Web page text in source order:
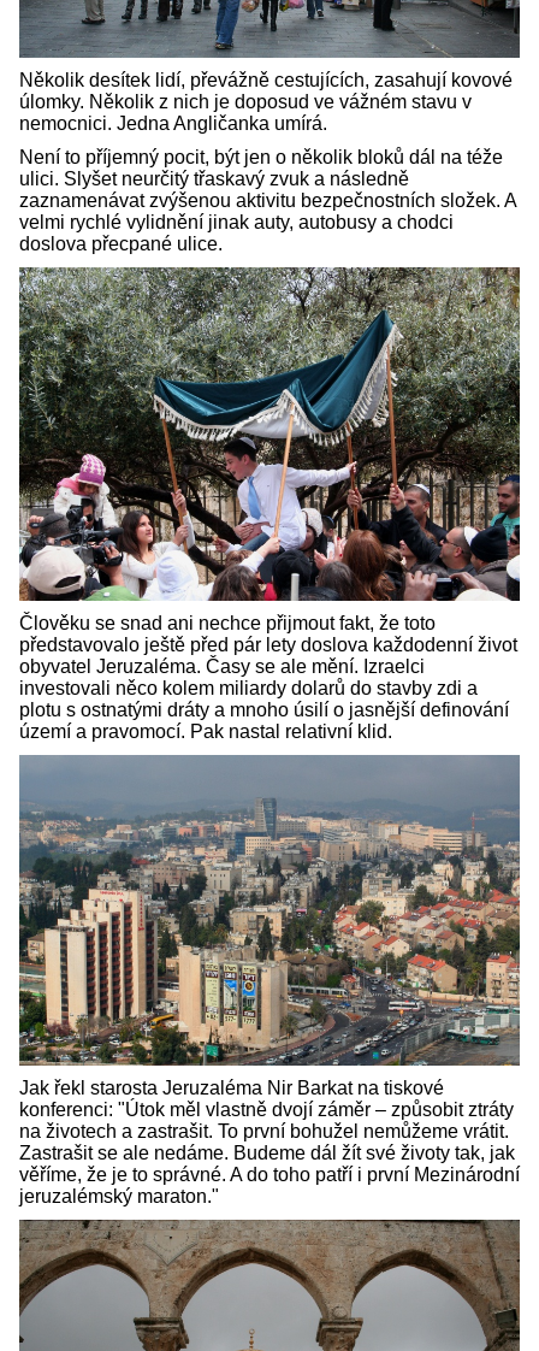
Několik desítek lidí, převážně cestujících, zasahují kovové
úlomky. Několik z nich je doposud ve vážném stavu v
nemocnici. Jedna Angličanka umírá.
Není to příjemný pocit, být jen o několik bloků dál na téže
ulici. Slyšet neurčitý třaskavý zvuk a následně
zaznamenávat zvýšenou aktivitu bezpečnostních složek. A
velmi rychlé vylidnění jinak auty, autobusy a chodci
doslova přecpané ulice.
Člověku se snad ani nechce přijmout fakt, že toto
představovalo ještě před pár lety doslova každodenní život
obyvatel Jeruzaléma. Časy se ale mění. Izraelci
investovali něco kolem miliardy dolarů do stavby zdi a
plotu s ostnatými dráty a mnoho úsilí o jasnější definování
území a pravomocí. Pak nastal relativní klid.
Jak řekl starosta Jeruzaléma Nir Barkat na tiskové
konferenci: "Útok měl vlastně dvojí záměr – způsobit ztráty
na životech a zastrašit. To první bohužel nemůžeme vrátit.
Zastrašit se ale nedáme. Budeme dál žít své životy tak, jak
věříme, že je to správné. A do toho patří i první Mezinárodní
jeruzalémský maraton."